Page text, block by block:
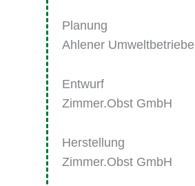
Planung
Ahlener Umweltbetriebe
Entwurf
Zimmer.Obst GmbH
Herstellung
Zimmer.Obst GmbH